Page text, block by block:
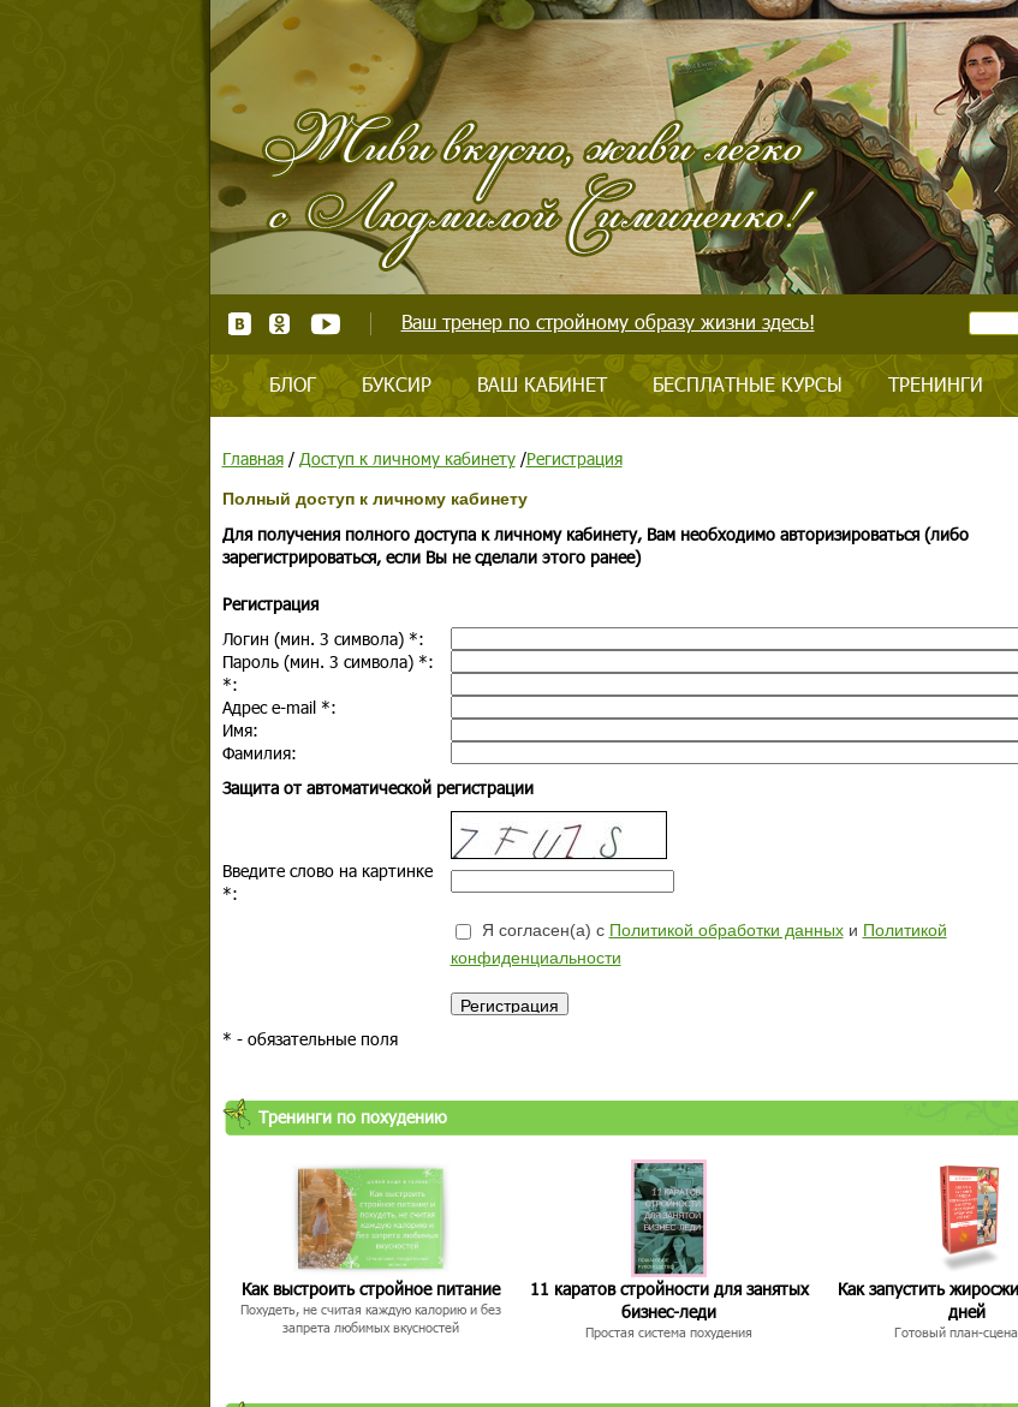
Ваш тренер по стройному образу жизни здесь!
БЛОГ БУКСИР ВАШ КАБИНЕТ БЕСПЛАТНЫЕ КУРСЫ ТРЕНИНГИ
Главная/ Доступ к личному кабинету/Регистрация
Полный доступ к личному кабинету
Для получения полного доступа к личному кабинету, Вам необходимо авторизироваться (либо
зарегистрироваться, если Вы не сделали этого ранее)
Регистрация
Логин (мин. 3 символа) *:
Пароль (мин. 3 символа) *:
*:
Адрес e-mail *:
Имя:
Фамилия:
Защита от автоматической регистрации
Введите слово на картинке
*:
Я согласен(а) с Политикой обработки данныхи Политикой
конфиденциальности
* - обязательные поля
Тренинги по похудению
Как выстроить стройное питание
Похудеть, не считая каждую калорию и без
запрета любимых вкусностей
11 каратов стройности для занятых
бизнес-леди
Простая система похудения
Как запустить
дней
Готовый план-